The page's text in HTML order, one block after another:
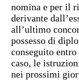
nomina e per il
derivante
all’ultimo
possesso di
conseguito
caso, le
nei prossimi